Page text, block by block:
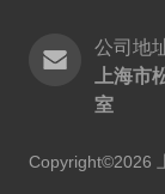
公司地
上海市
室
Copyright©2026